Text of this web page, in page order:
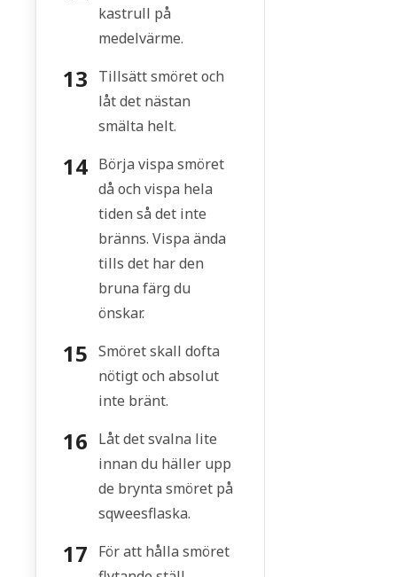
kastrull på
medelvärme.
Tillsätt smöret och
låt det nästan
smälta helt.
Börja vispa smöret
då och vispa hela
tiden så det inte
bränns. Vispa ända
tills det har den
bruna färg du
önskar.
Smöret skall dofta
nötigt och absolut
inte bränt.
Låt det svalna lite
innan du häller upp
de brynta smöret på
sqweesflaska.
För att hålla smöret